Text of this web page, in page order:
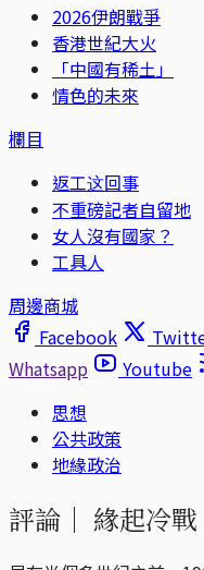
2026伊朗戰爭
香港世紀大火
「中國有稀土」
情色的未來
欄目
返工这回事
不重磅記者自留地
女人沒有國家？
工具人
周邊商城
Facebook
Whatsapp
Youtube
思想
公共政策
地緣政治
評論｜ 緣起冷